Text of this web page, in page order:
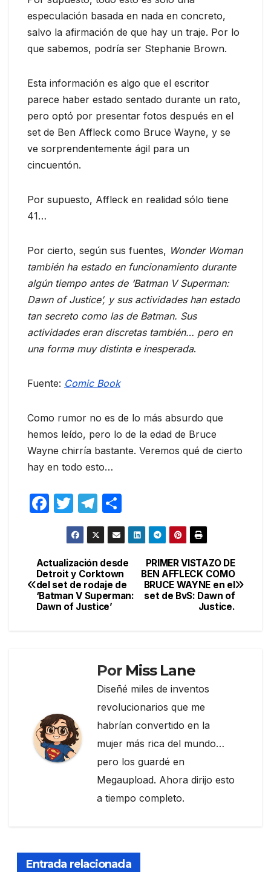
especulación basada en nada en concreto,
salvo la afirmación de que hay un traje. Por lo
que sabemos, podría ser Stephanie Brown.
Esta información es algo que el escritor
parece haber estado sentado durante un rato,
pero optó por presentar fotos después en el
set de Ben Affleck como Bruce Wayne, y se
ve sorprendentemente ágil para un
cincuentón.
Por supuesto, Affleck en realidad sólo tiene
41…
Por cierto, según sus fuentes, Wonder Woman
también ha estado en funcionamiento durante
algún tiempo antes de ‘Batman V Superman:
Dawn of Justice’, y sus actividades han estado
tan secreto como las de Batman. Sus
actividades eran discretas también… pero en
una forma muy distinta e inesperada.
Fuente: Comic Book
Como rumor no es de lo más absurdo que
hemos leído, pero lo de la edad de Bruce
Wayne chirría bastante. Veremos qué de cierto
hay en todo esto…
F
e
b
o
T
w
itt
er
T
el
e
gr
a
m
o
m
p
ar
tir
Navegación
de
PRIMER VISTAZO DE
BEN AFFLECK COMO
BRUCE WAYNE en el
set de BvS: Dawn of
Justice.
Actualización desde
Detroit y Corktown
del set de rodaje de
‘Batman V Superman:
Dawn of Justice’
Por Miss Lane
Diseñé miles de inventos
revolucionarios que me
habrían convertido en la
mujer más rica del mundo…
pero los guardé en
Megaupload. Ahora dirijo esto
a tiempo completo.
Entrada relacionada